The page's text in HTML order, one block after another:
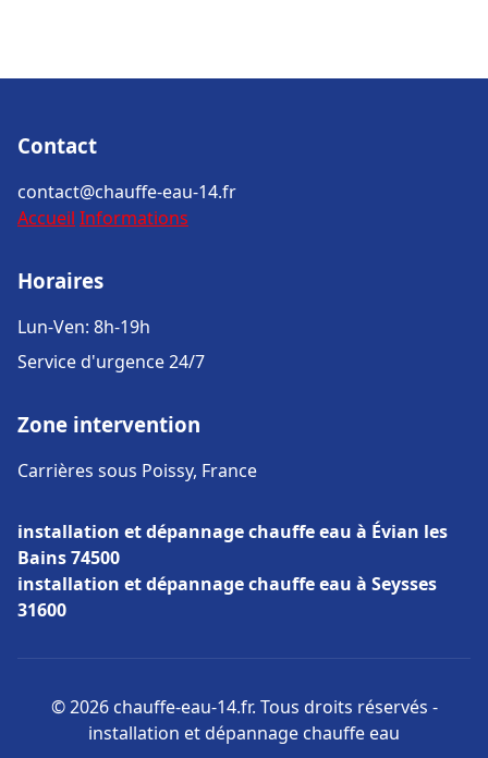
Contact
contact@chauffe-eau-14.fr
Accueil Informations
Horaires
Lun-Ven: 8h-19h
Service d'urgence 24/7
Zone intervention
Carrières sous Poissy, France
installation et dépannage chauffe eau à Évian les
Bains 74500
installation et dépannage chauffe eau à Seysses
31600
© 2026 chauffe-eau-14.fr. Tous droits réservés -
installation et dépannage chauffe eau